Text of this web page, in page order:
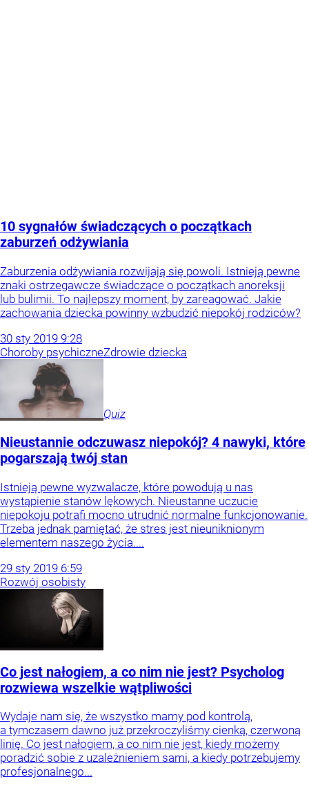
10 sygnałów świadczących o początkach
zaburzeń odżywiania
Zaburzenia odżywiania rozwijają się powoli. Istnieją pewne
znaki ostrzegawcze świadczące o początkach anoreksji
lub bulimii. To najlepszy moment, by zareagować. Jakie
zachowania dziecka powinny wzbudzić niepokój rodziców?
30 sty 2019 9:28
Choroby psychiczneZdrowie dziecka
Quiz
Nieustannie odczuwasz niepokój? 4 nawyki, które
pogarszają twój stan
Istnieją pewne wyzwalacze, które powodują u nas
wystąpienie stanów lękowych. Nieustanne uczucie
niepokoju potrafi mocno utrudnić normalne funkcjonowanie.
Trzeba jednak pamiętać, że stres jest nieuniknionym
elementem naszego życia....
29 sty 2019 6:59
Rozwój osobisty
Co jest nałogiem, a co nim nie jest? Psycholog
rozwiewa wszelkie wątpliwości
Wydaje nam się, że wszystko mamy pod kontrolą,
a tymczasem dawno już przekroczyliśmy cienką, czerwoną
linię. Co jest nałogiem, a co nim nie jest, kiedy możemy
poradzić sobie z uzależnieniem sami, a kiedy potrzebujemy
profesjonalnego...